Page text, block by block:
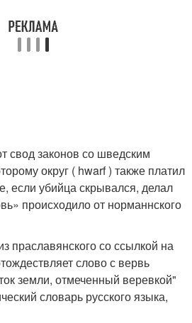
свод законов со шведским
округ ( hwarf ) также платил
если убийца скрывался, делал
происходило от норманнского
праславянского со ссылкой на
слово с вервь
земли, отмеченный веревкой"
словарь русского языка,